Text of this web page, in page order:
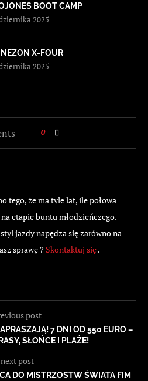
BOOT CAMP
2025
X-FOUR
2025
0
tego, że ma tyle lat, ile połowa
etapie buntu młodzieńczego.
jazdy napędza się zarówno na
sprawę ? Skontaktuj się.
post
7 DNI OD 550 EURO –
SŁOŃCE I PLAŻE!
next post
DO MISTRZOSTW ŚWIATA FIM